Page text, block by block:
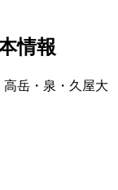
情報
岳・泉・久屋大